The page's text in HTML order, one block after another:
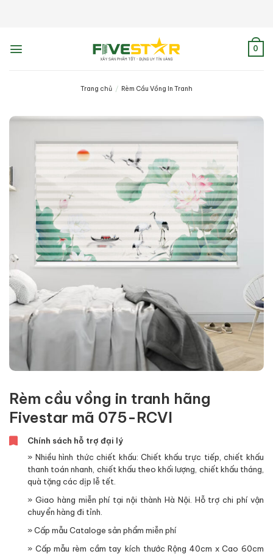
0
Trang chủ / Rèm Cầu Vồng In Tranh
Rèm cầu vồng in tranh hãng
Fivestar mã 075-RCVI
Chính sách hỗ trợ đại lý
» Nhiều hình thức chiết khấu: Chiết khấu trực tiếp, chiết khấu
thanh toán nhanh, chiết khấu theo khối lượng, chiết khấu tháng,
quà tặng các dịp lễ tết.
» Giao hàng miễn phí tại nội thành Hà Nội. Hỗ trợ chi phí vận
chuyển hàng đi tỉnh.
» Cấp mẫu Cataloge sản phẩm miễn phí
» Cấp mẫu rèm cầm tay kích thước Rộng 40cm x Cao 60cm